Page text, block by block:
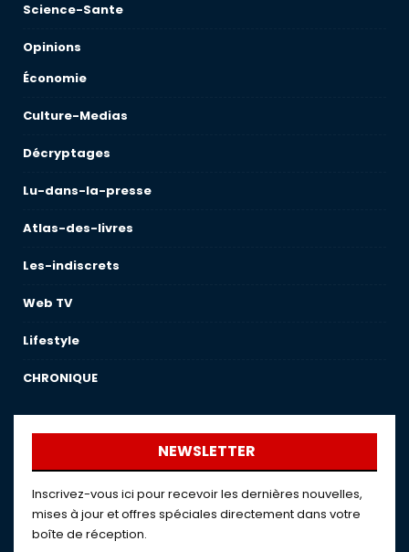
Science-Sante
Opinions
Économie
Culture-Medias
Décryptages
Lu-dans-la-presse
Atlas-des-livres
Les-indiscrets
Web TV
Lifestyle
CHRONIQUE
NEWSLETTER
Inscrivez-vous ici pour recevoir les dernières nouvelles,
mises à jour et offres spéciales directement dans votre
boîte de réception.